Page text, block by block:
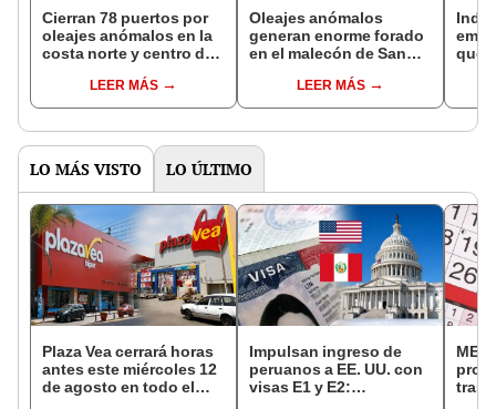
Cierran 78 puertos por
oleajes anómalos en la
costa norte y centro del
zonas afectadas
LEER MÁS
Oleajes anómalos
generan enorme forado
en el malecón de San
de emergencia
LEER MÁS
que
LO MÁS VISTO LO ÚLTIMO
Plaza Vea cerrará horas
antes este miércoles 12
de agosto en todo el
Impulsan ingreso de
peruanos a EE. UU. con
visas E1 y E2:
MEF